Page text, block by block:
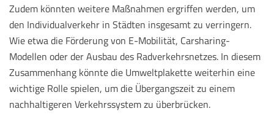
Zudem könnten weitere Maßnahmen ergriffen werden, um
den Individualverkehr in Städten insgesamt zu verringern.
Wie etwa die Förderung von E-Mobilität, Carsharing-
Modellen oder der Ausbau des Radverkehrsnetzes. In diesem
Zusammenhang könnte die Umweltplakette weiterhin eine
wichtige Rolle spielen, um die Übergangszeit zu einem
nachhaltigeren Verkehrssystem zu überbrücken.